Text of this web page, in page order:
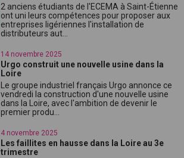
2 anciens étudiants de l'ECEMA à Saint-Étienne
ont uni leurs compétences pour proposer aux
entreprises ligériennes l'installation de
distributeurs aut...
14 novembre 2025
Urgo construit une nouvelle usine dans la
Loire
Le groupe industriel français Urgo annonce ce
vendredi la construction d'une nouvelle usine
dans la Loire, avec l'ambition de devenir le
premier produ...
4 novembre 2025
Les faillites en hausse dans la Loire au 3e
trimestre